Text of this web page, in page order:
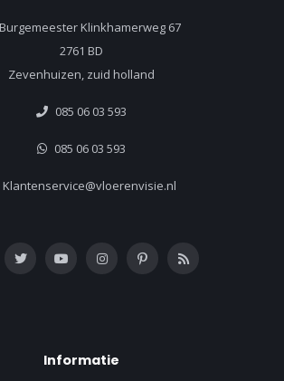
Burgemeester Klinkhamerweg 67
2761 BD
Zevenhuizen, zuid holland
085 06 03 593
085 06 03 593
Klantenservice@vloerenvisie.nl
Informatie